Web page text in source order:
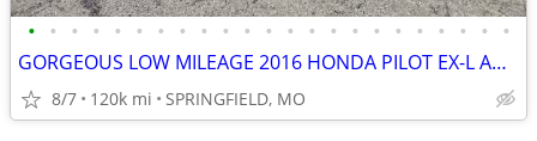
• • • • • • • • • • • • • • • • • • • • • • •
GORGEOUS LOW MILEAGE 2016 HONDA PILOT EX-L AWD WITH NAVIGATION WITH ON
8/7 120k mi SPRINGFIELD, MO